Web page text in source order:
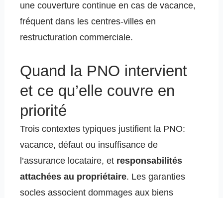
une couverture continue en cas de vacance,
fréquent dans les centres-villes en
restructuration commerciale.
Quand la PNO intervient
et ce qu’elle couvre en
priorité
Trois contextes typiques justifient la PNO:
vacance, défaut ou insuffisance de
l’assurance locataire, et responsabilités
attachées au propriétaire. Les garanties
socles associent dommages aux biens